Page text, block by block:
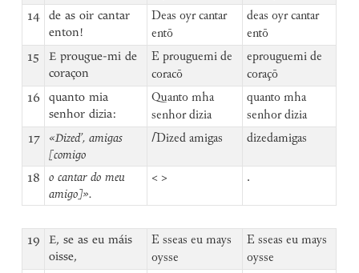
14
de as oir cantar
enton!
Deas oyr cantar
entō
deas oyr cantar
entō
15
E prougue-mi de
coraçon
E prouguemi de
coracō
eprouguemi de
coraçō
16
quanto mia
senhor dizia:
Quanto mha
senhor dizia
quanto mha
senhor dizia
17
«Dized’, amigas
[comigo
⌈Dized amigas dizedamigas
18
o cantar do meu
amigo]».
< > .
19
E, se as eu máis
oisse,
E sseas eu mays
oysse
E sseas eu mays
oysse